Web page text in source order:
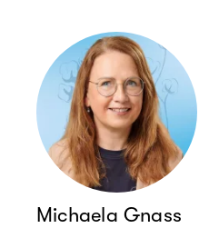
Michaela Gnass